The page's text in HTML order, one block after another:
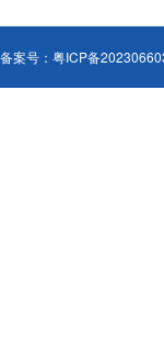
备案号： 粤ICP备